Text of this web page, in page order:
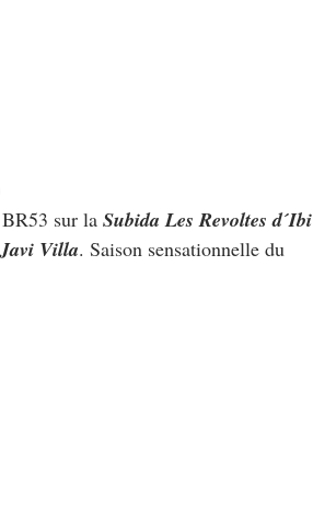
sur la Subida Les Revoltes d´Ibi
Javi Villa. Saison sensationnelle du